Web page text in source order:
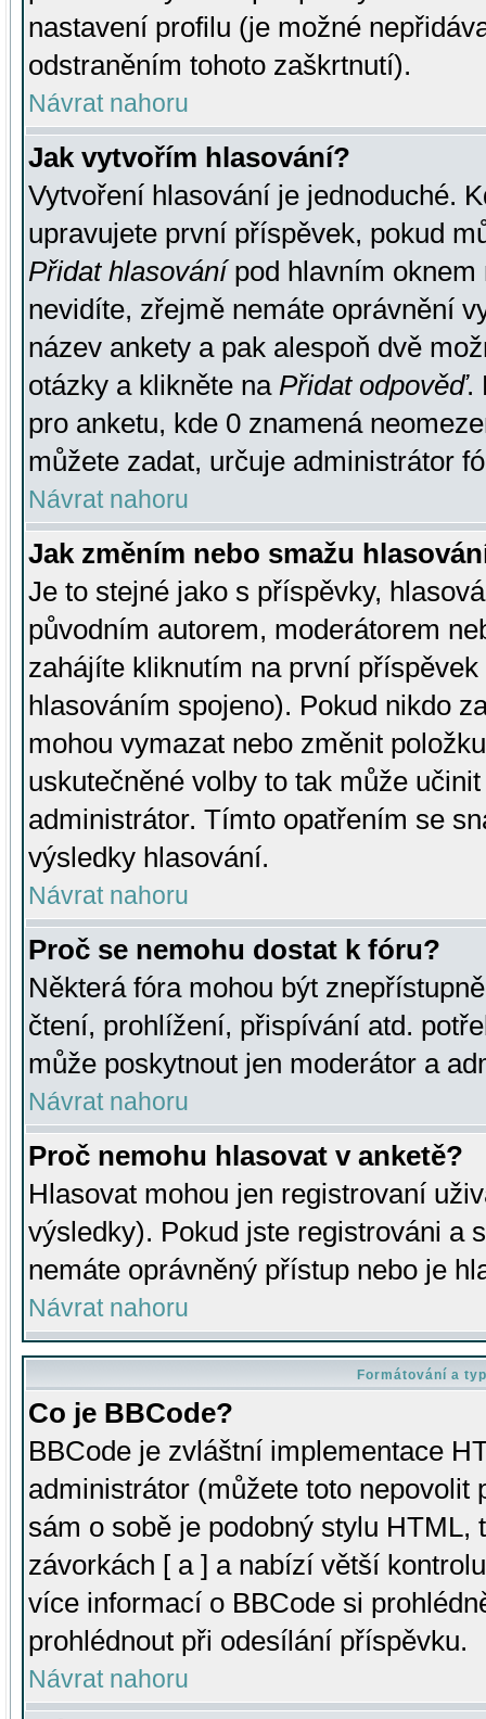
nastavení profilu (je možné
odstraněním tohoto zaškrtnutí).
Návrat nahoru
Jak vytvořím hlasování?
Vytvoření hlasování je jednoduché.
upravujete první příspěvek, pokud
Přidat hlasovánípod hlavním oknem
nevidíte, zřejmě nemáte oprávnění
název ankety a pak alespoň dvě
otázky a klikněte na Přidat odpověď.
pro anketu, kde 0 znamená
můžete zadat, určuje administrátor
Návrat nahoru
Jak změním nebo smažu
Je to stejné jako s příspěvky,
původním autorem, moderátorem
zahájíte kliknutím na první
hlasováním spojeno). Pokud nikdo
mohou vymazat nebo změnit
uskutečněné volby to tak může
administrátor. Tímto opatřením se
výsledky hlasování.
Návrat nahoru
Proč se nemohu dostat k fóru?
Některá fóra mohou být
čtení, prohlížení, přispívání atd.
může poskytnout jen moderátor a
Návrat nahoru
Proč nemohu hlasovat v anketě?
Hlasovat mohou jen registrovaní
výsledky). Pokud jste registrováni a
nemáte oprávněný přístup nebo je
Návrat nahoru
Formátování a
Co je BBCode?
BBCode je zvláštní implementace
administrátor (můžete toto
sám o sobě je podobný stylu HTML,
závorkách [ a ] a nabízí větší
více informací o BBCode si
prohlédnout při odesílání příspěvku.
Návrat nahoru